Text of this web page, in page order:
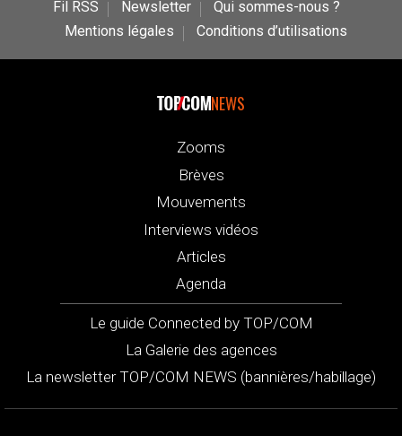
Fil RSS Newsletter
Qui sommes-nous ?
Mentions légales
Conditions d’utilisations
NEWS
Zooms
Brèves
Mouvements
Interviews vidéos
Articles
Agenda
Le guide Connected by TOP/COM
La Galerie des agences
La newsletter TOP/COM NEWS (bannières/habillage)